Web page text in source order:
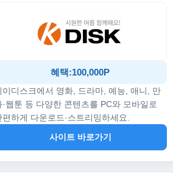
혜택:100,000P
이디스크에서 영화, 드라마, 예능, 애니, 만
·웹툰 등 다양한 콘텐츠를 PC와 모바일로
편하게 다운로드·스트리밍하세요.
사이트 바로가기